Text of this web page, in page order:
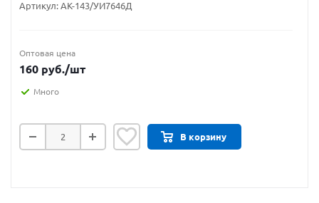
Артикул: АК-143/УИ7646Д
Оптовая цена
160 руб./шт
Много
В корзину